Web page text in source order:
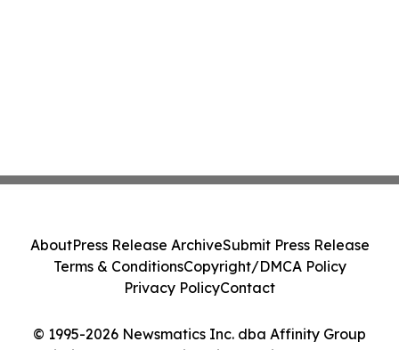
© 1995-2026 Newsmatics Inc. dba Affinity Group
AboutPress Release ArchiveSubmit Press Release
Terms & ConditionsCopyright/DMCA Policy
Privacy PolicyContact